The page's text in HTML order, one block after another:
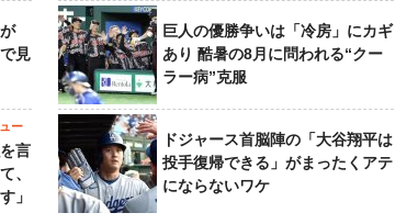
見
巨人の優勝争いは「冷房」にカギ
あり 酷暑の8月に問われる“クー
ラー病”克服
ー
言
、
」
ドジャース首脳陣の「大谷翔平は
投手復帰できる」がまったくアテ
にならないワケ